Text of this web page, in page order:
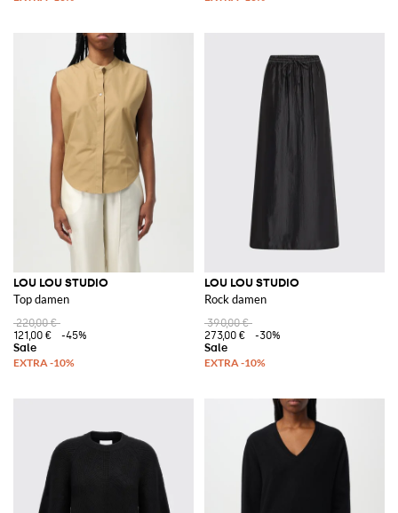
LOU LOU STUDIO
Top damen
220,00 €
121,00 €
-45%
LOU LOU STUDIO
Rock damen
390,00 €
273,00 €
-30%